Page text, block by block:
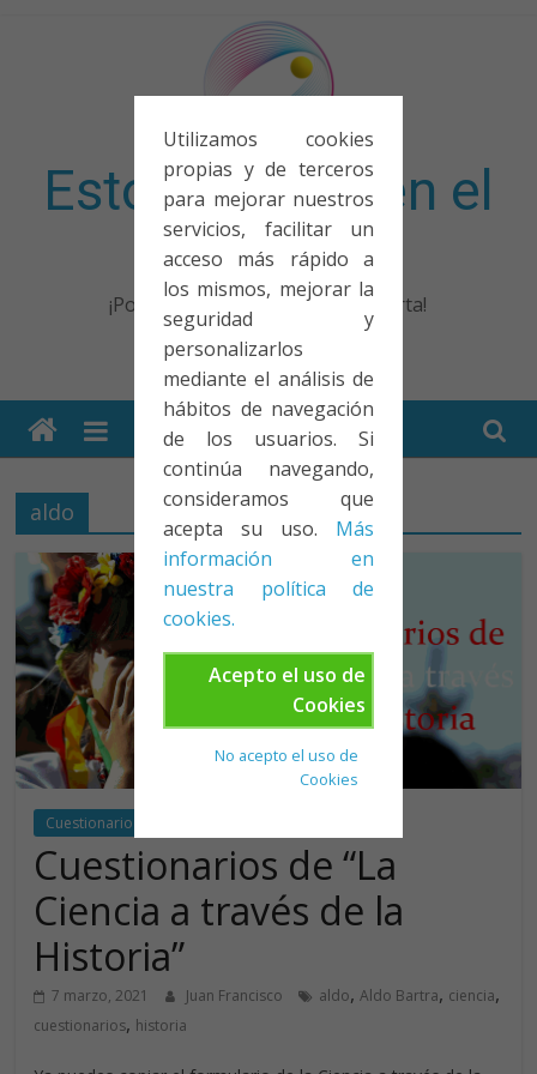
Utilizamos cookies
propias y de terceros
para mejorar nuestros
servicios, facilitar un
acceso más rápido a
los mismos, mejorar la
seguridad y
personalizarlos
mediante el análisis de
hábitos de navegación
de los usuarios. Si
continúa navegando,
consideramos que
acepta su uso. Más
información en
nuestra política de
cookies.
Acepto el uso de
Cookies
No acepto el uso de
Cookies
Esto no entra en el
examen
¡Porque no solo el examen importa!
aldo
Cuestionario Google Classroom
Cuestionarios de “La
Ciencia a través de la
Historia”
7 marzo, 2021 Juan Francisco aldo,Aldo Bartra, ciencia,
cuestionarios, historia